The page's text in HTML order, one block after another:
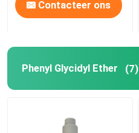
Contacteer ons
Phenyl Glycidyl Ether (7)